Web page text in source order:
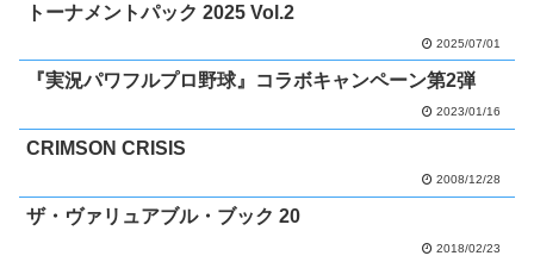
トーナメントパック 2025 Vol.2
2025/07/01
『実況パワフルプロ野球』コラボキャンペーン第2弾
2023/01/16
CRIMSON CRISIS
2008/12/28
ザ・ヴァリュアブル・ブック 20
2018/02/23